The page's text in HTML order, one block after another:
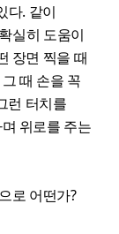
다. 같이
실히 도움이
장면 찍을 때
때 손을 꼭
런 터치를
위로를 주는
로 어떤가?